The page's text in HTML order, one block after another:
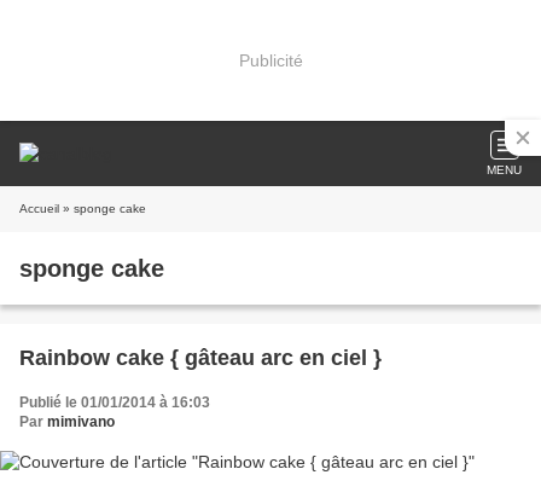
Publicité
MENU
Accueil » sponge cake
sponge cake
Rainbow cake { gâteau arc en ciel }
Publié le 01/01/2014 à 16:03
Par mimivano